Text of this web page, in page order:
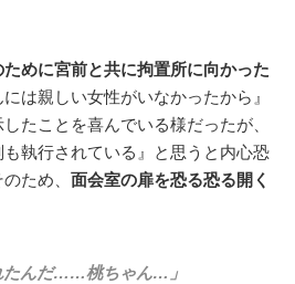
めに宮前と共に拘置所に向かった
は親しい女性がいなかったから』
たことを喜んでいる様だったが、
執行されている』と思うと内心恐
ため、 面会室の扉を恐る恐る開く
たんだ……桃ちゃん…」